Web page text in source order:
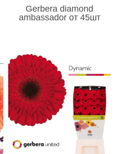
Gerbera diamond
ambassador от 45шт